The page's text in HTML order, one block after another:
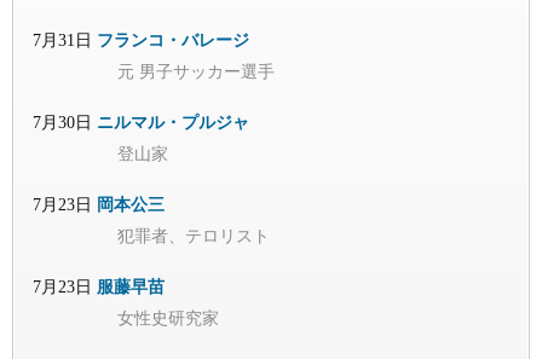
7月31日 フランコ・バレージ
元 男子サッカー選手
7月30日 ニルマル・プルジャ
登山家
7月23日 岡本公三
犯罪者、テロリスト
7月23日 服藤早苗
女性史研究家